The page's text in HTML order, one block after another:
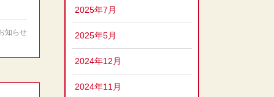
知らせ
2025年7月
2025年5月
2024年12月
2024年11月